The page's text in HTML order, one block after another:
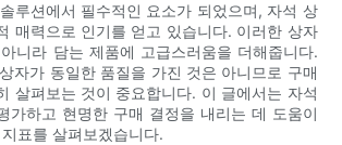
루션에서 필수적인 요소가 되었으며, 자석 상
매력으로 인기를 얻고 있습니다. 이러한 상자
니라 담는 제품에 고급스러움을 더해줍니다.
자가 동일한 품질을 가진 것은 아니므로 구매
살펴보는 것이 중요합니다. 이 글에서는 자석
가하고 현명한 구매 결정을 내리는 데 도움이
표를 살펴보겠습니다.